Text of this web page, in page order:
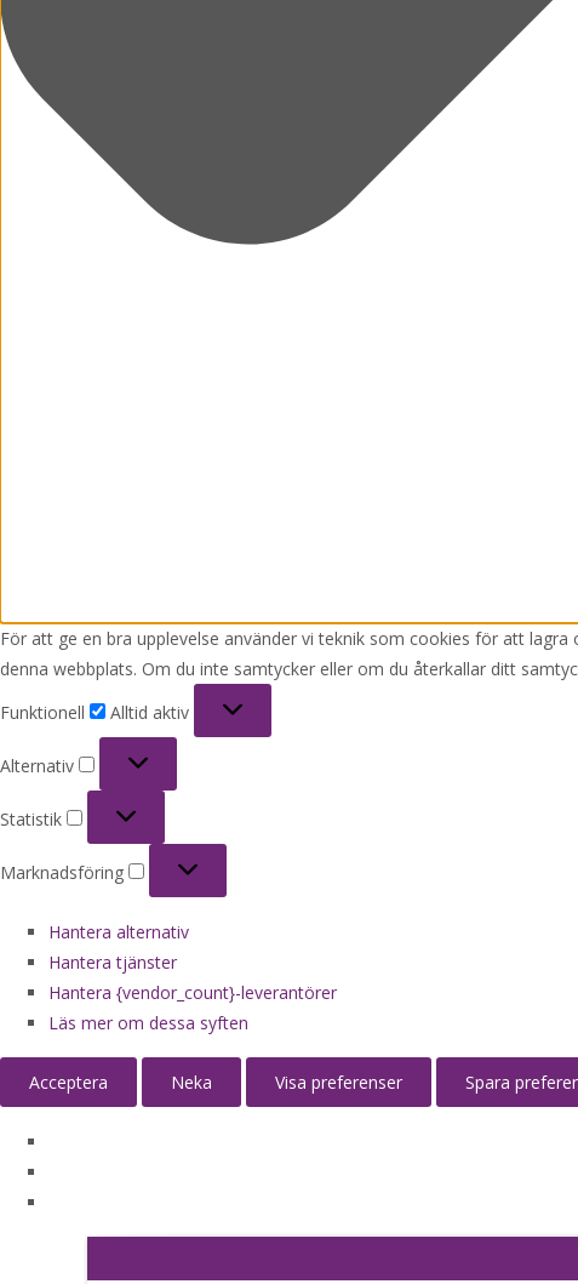
För att ge en bra upplevelse använder vi teknik som cookies för att
denna webbplats. Om du inte samtycker eller om du återkallar ditt
Funktionell
Alltid aktiv
Alternativ
Statistik
Marknadsföring
Hantera alternativ
Hantera tjänster
Hantera {vendor_count}-leverantörer
Läs mer om dessa syften
Acceptera Neka Visa preferenser Spara